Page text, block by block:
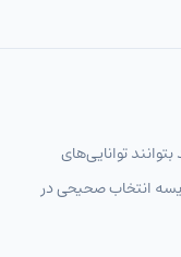
توانایی‌های
انتخاب‌ صحیحی در